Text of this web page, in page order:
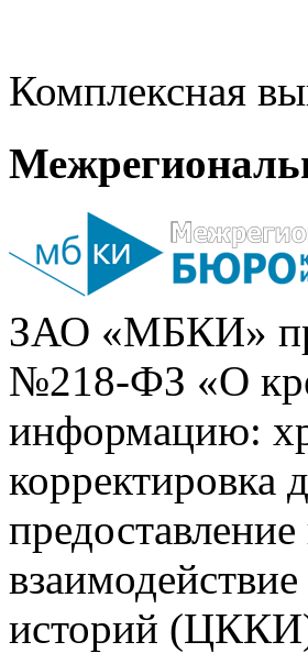
Комплексная
ЗАО «МБКИ»
№218-ФЗ «О
информацию:
корректировка
историй